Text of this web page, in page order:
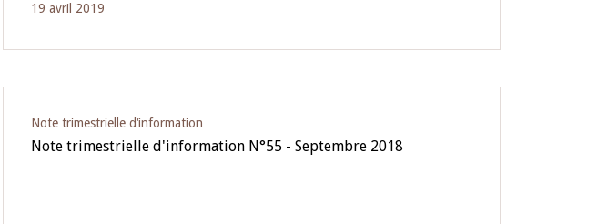
19 avril 2019
Note trimestrielle d‘information
Note trimestrielle d'information N°55 - Septembre 2018